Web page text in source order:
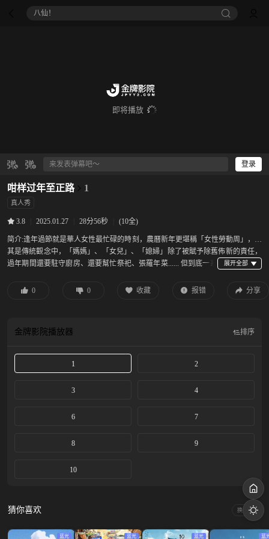
八仙！
即将播放
登录
咁样过年至正路 1
真人秀
3.8 2025.01.27 28分56秒 (10全)
简介:逢年過節就是華人女性最忙碌的時刻，農曆新年更堪稱「女性勞動周」，尤
其是傳統觀念中，「媽媽」、「女兒」、「媳婦」除了被賦予除舊佈新的責任，
過年期間還要駐守廚房、還要幫忙祭祀、張羅年菜...... 但到底一系
0
0 收藏 报错 分享
金牌影院播放器 排序
1 2
3 4
6 7
8 9
10
猜你喜欢 换一换
蓝光 蓝光 蓝光 蓝